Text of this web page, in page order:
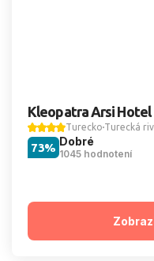
Kleopatra Arsi Hotel
Turecko Turecká
Dobré
1045 hodnotení
73%